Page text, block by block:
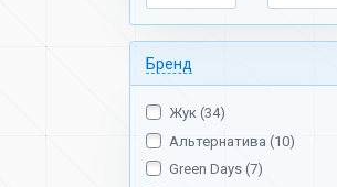
Бренд
Жук (34)
Альтернатива (10)
Green Days (7)